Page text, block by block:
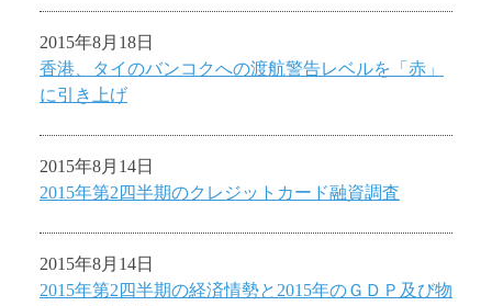
2015年8月18日
香港、タイのバンコクへの渡航警告レベルを「赤」
に引き上げ
2015年8月14日
2015年第2四半期のクレジットカード融資調査
2015年8月14日
2015年第2四半期の経済情勢と2015年のＧＤＰ及び物